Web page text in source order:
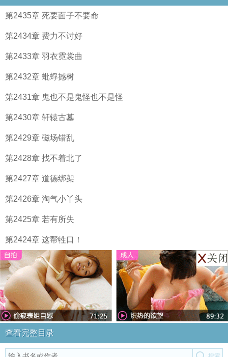
第2435章 死要面子不要命
第2434章 费力不讨好
第2433章 羽衣霓裳曲
第2432章 蚍蜉撼树
第2431章 鬼也不是鬼怪也不是怪
第2430章 轩辕古墓
第2429章 磁场错乱
第2428章 找不着北了
第2427章 道德绑架
第2426章 淘气小丫头
第2425章 若有所失
第2424章 这帮牲口！
查看完整目录